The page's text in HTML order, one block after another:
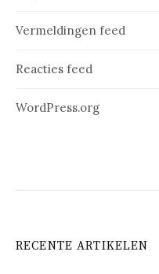
Vermeldingen feed
Reacties feed
WordPress.org
RECENTE ARTIKELEN